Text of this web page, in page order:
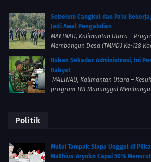
Sebelum Cangkul dan Palu
Jadi Awal Pengabdian
MALINAU, Kalimantan Utara –
Membangun Desa (TMMD) Ke-128
Bukan Sekadar Administrasi, Ini
Rakyat
MALINAU, Kalimantan Utara –
program TNI Manunggal
Politik
Mulai Tampak Siapa Unggul di
Mathius-Aryoko Capai 50%